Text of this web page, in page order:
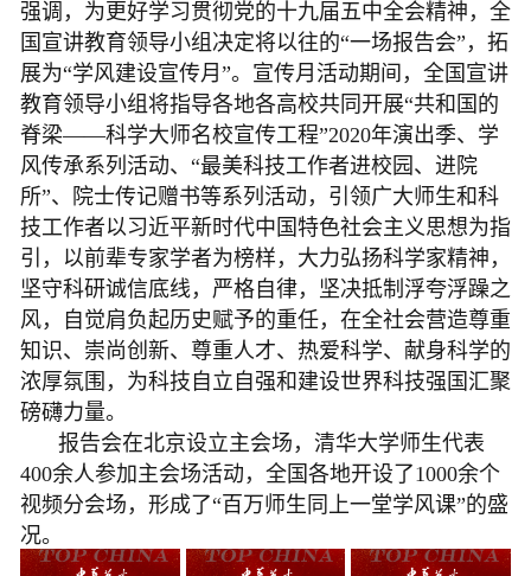
强调，为更好学习贯彻党的十九届五中全会精神，全
国宣讲教育领导小组决定将以往的“一场报告会”，拓
展为“学风建设宣传月”。宣传月活动期间，全国宣讲
教育领导小组将指导各地各高校共同开展“共和国的
脊梁——科学大师名校宣传工程”2020年演出季、学
风传承系列活动、“最美科技工作者进校园、进院
所”、院士传记赠书等系列活动，引领广大师生和科
技工作者以习近平新时代中国特色社会主义思想为指
引，以前辈专家学者为榜样，大力弘扬科学家精神，
坚守科研诚信底线，严格自律，坚决抵制浮夸浮躁之
风，自觉肩负起历史赋予的重任，在全社会营造尊重
知识、崇尚创新、尊重人才、热爱科学、献身科学的
浓厚氛围，为科技自立自强和建设世界科技强国汇聚
磅礴力量。
报告会在北京设立主会场，清华大学师生代表
400余人参加主会场活动，全国各地开设了1000余个
视频分会场，形成了“百万师生同上一堂学风课”的盛
况。